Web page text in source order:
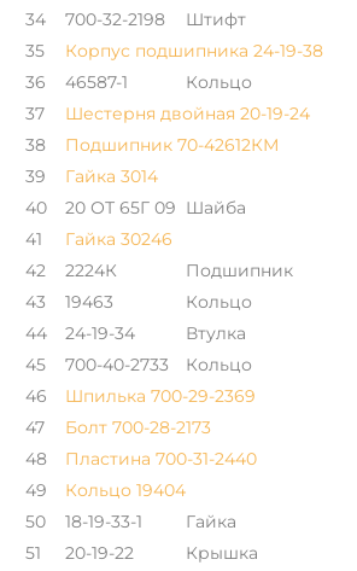
34
700-32-2198
Штифт
35
Корпус подшипника 24-19-38
36
46587-1
Кольцо
37
Шестерня двойная 20-19-24
38
Подшипник 70-42612КМ
39
Гайка 3014
40
20 ОТ 65Г 09 Шайба
41
Гайка 30246
42
2224К
Подшипник
43
19463
Кольцо
44
24-19-34
Втулка
45
700-40-2733
Кольцо
46
Шпилька 700-29-2369
47
Болт 700-28-2173
48
Пластина 700-31-2440
49
Кольцо 19404
50
18-19-33-1
Гайка
51
20-19-22
Крышка